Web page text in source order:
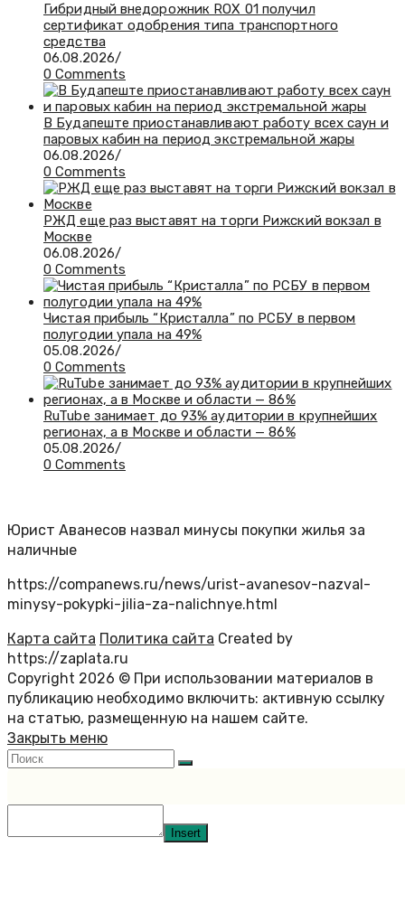
Гибридный внедорожник ROX 01 получил
сертификат одобрения типа транспортного
средства
06.08.2026/
0 Comments
В Будапеште приостанавливают работу всех саун и
паровых кабин на период экстремальной жары
06.08.2026/
0 Comments
РЖД еще раз выставят на торги Рижский вокзал в
Москве
06.08.2026/
0 Comments
Чистая прибыль “Кристалла” по РСБУ в первом
полугодии упала на 49%
05.08.2026/
0 Comments
RuTube занимает до 93% аудитории в крупнейших
регионах, а в Москве и области — 86%
05.08.2026/
0 Comments
Юрист Аванесов назвал минусы покупки жилья за
наличные
https://companews.ru/news/urist-avanesov-nazval-
minysy-pokypki-jilia-za-nalichnye.html
Карта сайта Политика сайта Created by
https://zaplata.ru
Copyright 2026 © При использовании материалов в
публикацию необходимо включить: активную ссылку
на статью, размещенную на нашем сайте.
Закрыть меню
Insert